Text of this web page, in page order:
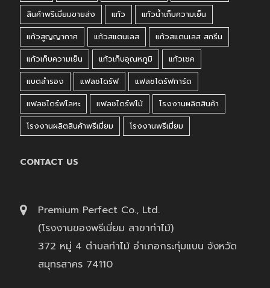
สินค้าพรีเมี่ยมขายส่ง
แก้ว
แก้วน้ำเก็บความเย็น
แก้วสูญญากาศ
แก้วสแตนเลส
แก้วสแตนเลส สกรีน
แก้วเก็บความเย็น
แก้วเก็บอุณหภูมิ
แก้วเชค
แบตสำรอง
แฟลชไดร์ฟ
แฟลชไดร์ฟการ์ด
แฟลชไดร์ฟโลหะ
แฟลชไดร์ฟไม้
โรงงานผลิตสินค้า
โรงงานผลิตสินค้าพรีเมี่ยม
โรงงานพรีเมี่ยม
CONTACT US
Premium Perfect Co., Ltd.
(โรงงานของพรีเมี่ยม สาขาท่าไม้)
372 หมู่ 4 ตำบลท่าไม้ อำเภอกระทุ่มแบน จังหวัด
สมุทรสาคร 74110